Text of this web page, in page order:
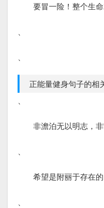
要冒一险！整个生
、
、
正能量健身句子的相
、
非澹泊无以明志，
、
希望是附丽于存在
、